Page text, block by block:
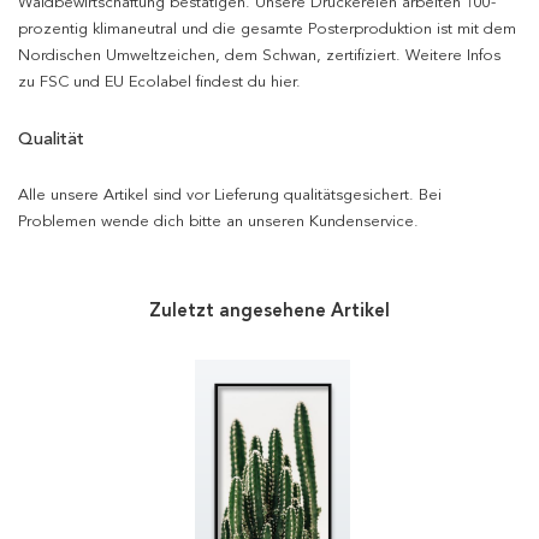
prozentig klimaneutral und die gesamte Posterproduktion ist mit dem
Nordischen Umweltzeichen, dem Schwan, zertifiziert. Weitere Infos
zu FSC und EU Ecolabel findest du hier.
Qualität
Alle unsere Artikel sind vor Lieferung qualitätsgesichert. Bei
Problemen wende dich bitte an unseren Kundenservice.
Zuletzt angesehene Artikel